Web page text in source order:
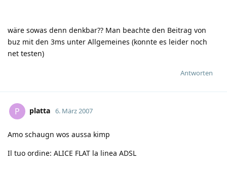
wäre sowas denn denkbar?? Man beachte den Beitrag von
buz mit den 3ms unter Allgemeines (konnte es leider noch
net testen)
Antworten
P platta 6. März 2007
Amo schaugn wos aussa kimp
Il tuo ordine: ALICE FLAT la linea ADSL